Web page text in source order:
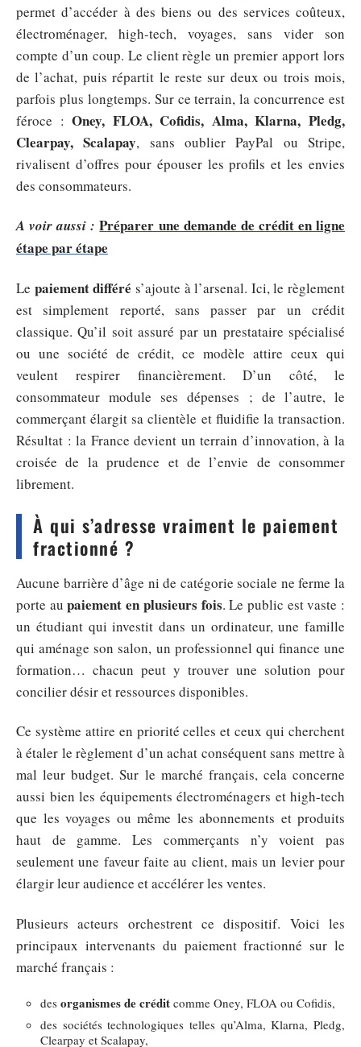
permet d’accéder à des biens ou des services coûteux,
électroménager, high-tech, voyages, sans vider son
compte d’un coup. Le client règle un premier apport lors
de l’achat, puis répartit le reste sur deux ou trois mois,
parfois plus longtemps. Sur ce terrain, la concurrence est
féroce :Oney, FLOA, Cofidis, Alma, Klarna, Pledg,
Clearpay, Scalapay, sans oublier PayPal ou Stripe,
rivalisent d’offres pour épouser les profils et les envies
des consommateurs.
A voir aussi : Préparer une demande de crédit en ligne
étape par étape
Le paiement différé s’ajoute à l’arsenal. Ici, le règlement
est simplement reporté, sans passer par un crédit
classique. Qu’il soit assuré par un prestataire spécialisé
ou une société de crédit, ce modèle attire ceux qui
veulent respirer financièrement. D’un côté, le
consommateur module ses dépenses ; de l’autre, le
commerçant élargit sa clientèle et fluidifie la transaction.
Résultat : la France devient un terrain d’innovation, à la
croisée de la prudence et de l’envie de consommer
librement.
À qui s’adresse vraiment le paiement
fractionné ?
Aucune barrière d’âge ni de catégorie sociale ne ferme la
porte aupaiement en plusieurs fois. Le public est vaste :
un étudiant qui investit dans un ordinateur, une famille
qui aménage son salon, un professionnel qui finance une
formation… chacun peut y trouver une solution pour
concilier désir et ressources disponibles.
Ce système attire en priorité celles et ceux qui cherchent
à étaler le règlement d’un achat conséquent sans mettre à
mal leur budget. Sur le marché français, cela concerne
aussi bien les équipements électroménagers et high-tech
que les voyages ou même les abonnements et produits
haut de gamme. Les commerçants n’y voient pas
seulement une faveur faite au client, mais un levier pour
élargir leur audience et accélérer les ventes.
Plusieurs acteurs orchestrent ce dispositif. Voici les
principaux intervenants du paiement fractionné sur le
marché français :
des organismes de crédit comme Oney, FLOA ou Cofidis,
des sociétés technologiques telles qu’Alma, Klarna, Pledg,
Clearpay et Scalapay,